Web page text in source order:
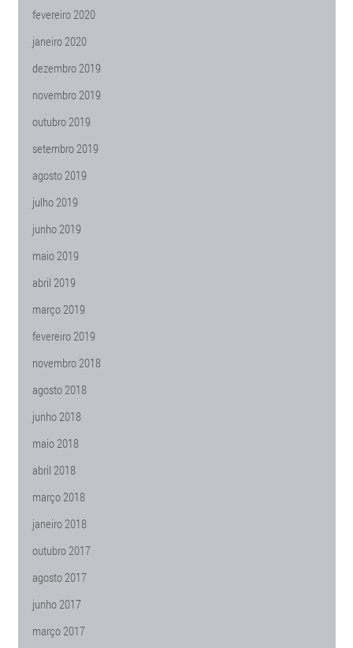
fevereiro 2020
janeiro 2020
dezembro 2019
novembro 2019
outubro 2019
setembro 2019
agosto 2019
julho 2019
junho 2019
maio 2019
abril 2019
março 2019
fevereiro 2019
novembro 2018
agosto 2018
junho 2018
maio 2018
abril 2018
março 2018
janeiro 2018
outubro 2017
agosto 2017
junho 2017
março 2017